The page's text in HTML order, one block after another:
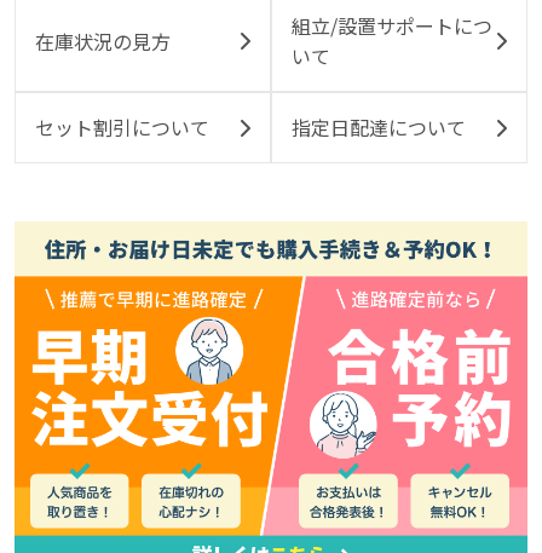
在庫状況の見方
組立/設置サポートにつ
いて
セット割引について 指定日配達について